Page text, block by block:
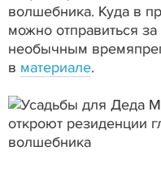
волшебника. Куда в
можно отправиться
необычным
в материале.